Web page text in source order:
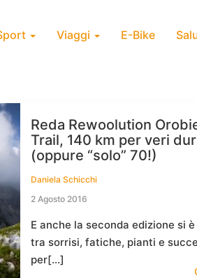
Viaggi E-Bike
Reda Rewoolution
Trail, 140 km per veri
(oppure “solo” 70!)
Daniela Schicchi
2 Agosto 2016
E anche la seconda edizione si
tra sorrisi, fatiche, pianti e
per[…]